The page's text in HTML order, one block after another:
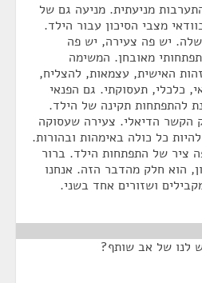
מניעתית. מניעה גם של
מצבי הסיכון עבור הילד.
יש פה צעירה, יש פה
מאובחן. המשימה
האישית, עצמאות, להצליח,
כלכלי, תעסוקתי. גם הפנאי
להתפתחות תקינה של הילד.
הקשר הדיאלי. צעירה שעסוקה
כל כולה באימהות ובהורות.
ציר של התפתחות הילד. ברור
הוא חלק מהדבר הזה. אנחנו
ושזורים אחד בשני.
לנו של אב שותף?